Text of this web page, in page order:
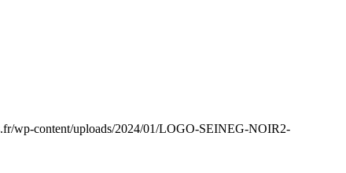
wp-content/uploads/2024/01/LOGO-SEINEG-NOIR2-